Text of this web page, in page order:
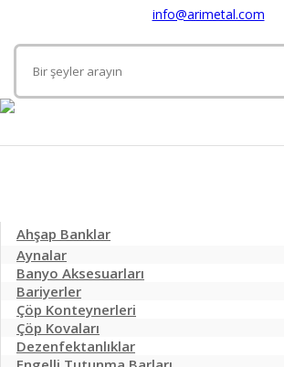
info@arimetal.com
Ahşap Banklar
Aynalar
Banyo Aksesuarları
Bariyerler
Çöp Konteynerleri
Galvanizli Çöp Konteynerleri
Plastik Çöp Konteynerleri
Çöp Kovaları
Pedallı Çöp Kovaları
Dezenfektanlıklar